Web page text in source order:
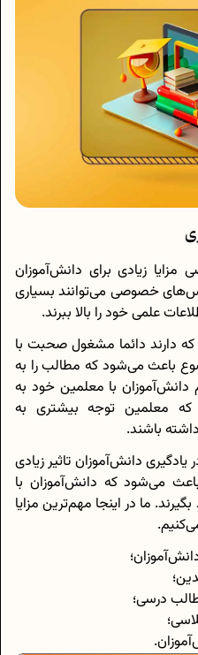
زیادی برای دانش‌آموزان
خصوصی می‌توانند بسیاری
علمی خود را بالا ببرند.
دارند دائما مشغول صحبت با
باعث می‌شود که مطالب را به
دانش‌آموزان با معلمین خود به
معلمین توجه بیشتری به
باشند.
دانش‌آموزان تاثیر زیادی
می‌شود که دانش‌آموزان با
ما در اینجا مهم‌ترین مزایا
درسی؛